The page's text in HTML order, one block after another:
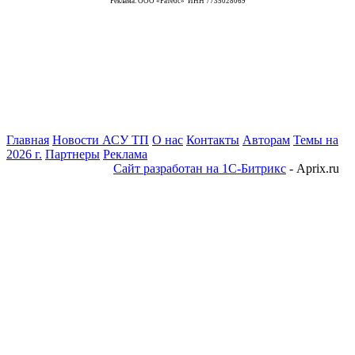
Главная Новости АСУ ТП О нас Контакты Авторам Темы на
2026 г. Партнеры Реклама
Сайт разработан на 1С-Битрикс - Aprix.ru